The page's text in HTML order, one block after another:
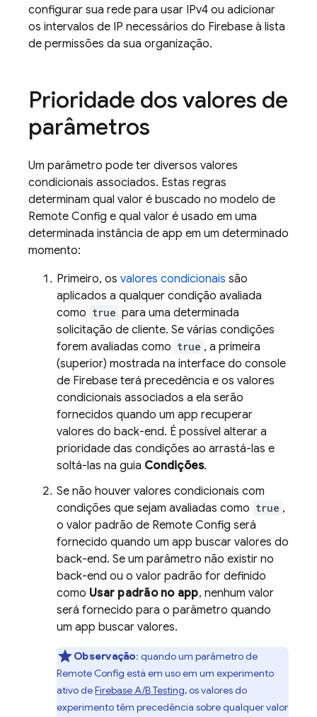
configurar sua rede para usar IPv4 ou adicionar
os intervalos de IP necessários do Firebase à lista
de permissões da sua organização.
Prioridade dos valores de
parâmetros
Um parâmetro pode ter diversos valores
condicionais associados. Estas regras
determinam qual valor é buscado no modelo de
Remote Config e qual valor é usado em uma
determinada instância de app em um determinado
momento:
Primeiro, os valores condicionais são
aplicados a qualquer condição avaliada
como true para uma determinada
solicitação de cliente. Se várias condições
forem avaliadas como true , a primeira
(superior) mostrada na interface do console
de Firebase terá precedência e os valores
condicionais associados a ela serão
fornecidos quando um app recuperar
valores do back-end. É possível alterar a
prioridade das condições ao arrastá-las e
soltá-las na guia Condições.
Se não houver valores condicionais com
condições que sejam avaliadas como true ,
o valor padrão de Remote Config será
fornecido quando um app buscar valores do
back-end. Se um parâmetro não existir no
back-end ou o valor padrão for definido
como Usar padrão no app, nenhum valor
será fornecido para o parâmetro quando
um app buscar valores.
Observação: quando um parâmetro de
Remote Config está em uso em um experimento
ativo deFirebase A/B Testing, os valores do
experimento têm precedência sobre qualquer valor